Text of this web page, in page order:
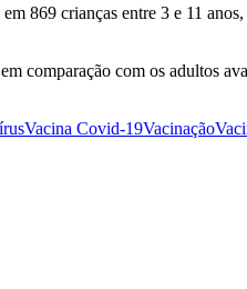
869 crianças entre 3 e 11 anos,
comparação com os adultos
Vacina Covid-19Vacinação